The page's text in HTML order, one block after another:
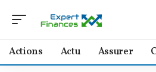
Actions Actu Assurer